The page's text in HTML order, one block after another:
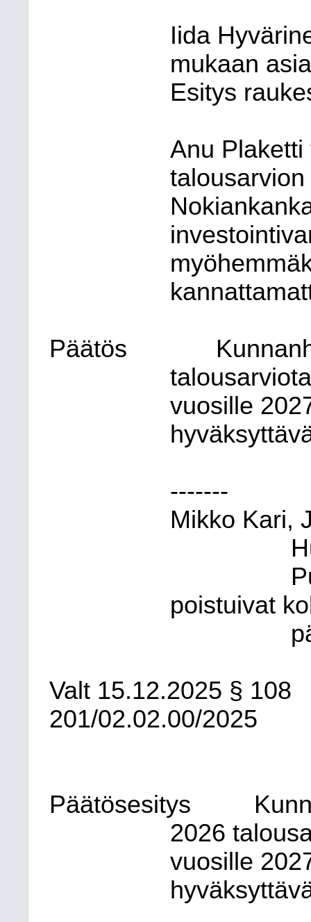
Iida
mukaan
Esitys
Anu
Päätös
vuosille
-------
Mikko Kari,
poistuivat
Valt 15.12.2025 § 108
201/02.02.00/2025
Päätösesitys
2026
vuosille